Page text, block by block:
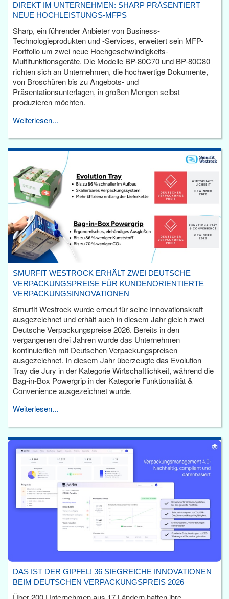
DIREKT IM UNTERNEHMEN: SHARP PRÄSENTIERT
NEUE HOCHLEISTUNGS-MFPS
Sharp, ein führender Anbieter von Business-
Technologieprodukten und -Services, erweitert sein MFP-
Portfolio um zwei neue Hochgeschwindigkeits-
Multifunktionsgeräte. Die Modelle BP-80C70 und BP-80C80
richten sich an Unternehmen, die hochwertige Dokumente,
von Broschüren bis zu Angebots- und
Präsentationsunterlagen, in großen Mengen selbst
produzieren möchten.
Weiterlesen...
SMURFIT WESTROCK ERHÄLT ZWEI DEUTSCHE
VERPACKUNGSPREISE FÜR KUNDENORIENTIERTE
VERPACKUNGSINNOVATIONEN
Smurfit Westrock wurde erneut für seine Innovationskraft
ausgezeichnet und erhält auch in diesem Jahr gleich zwei
Deutsche Verpackungspreise 2026. Bereits in den
vergangenen drei Jahren wurde das Unternehmen
kontinuierlich mit Deutschen Verpackungspreisen
ausgezeichnet. In diesem Jahr überzeugte das Evolution
Tray die Jury in der Kategorie Wirtschaftlichkeit, während die
Bag-in-Box Powergrip in der Kategorie Funktionalität &
Convenience ausgezeichnet wurde.
Weiterlesen...
DAS IST DER GIPFEL! 36 SIEGREICHE INNOVATIONEN
BEIM DEUTSCHEN VERPACKUNGSPREIS 2026